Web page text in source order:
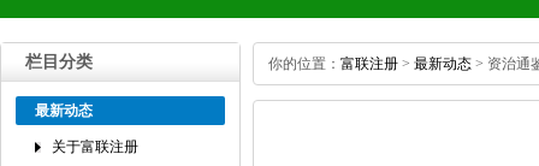
栏目分类
最新动态
关于富联注册
你的位置： 富联注册 > 最新动态 >资治通